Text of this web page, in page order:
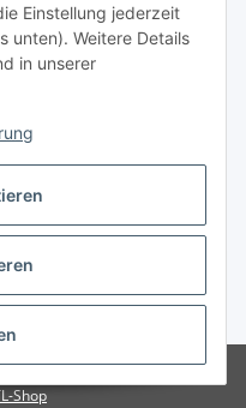
Einstellung jederzeit
unten). Weitere Details
in unserer
Shop